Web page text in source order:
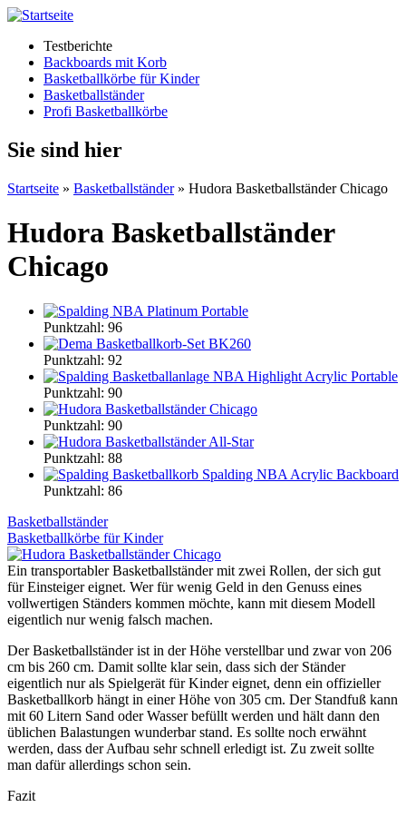
Testberichte
Backboards mit Korb
Basketballkörbe für Kinder
Basketballständer
Profi Basketballkörbe
Sie sind hier
Startseite » Basketballständer» Hudora Basketballständer Chicago
Hudora Basketballständer
Chicago
Punktzahl: 96
Punktzahl: 92
Punktzahl: 90
Punktzahl: 90
Punktzahl: 88
Punktzahl: 86
Basketballständer
Basketballkörbe für Kinder
Ein transportabler Basketballständer mit zwei Rollen, der sich gut
für Einsteiger eignet. Wer für wenig Geld in den Genuss eines
vollwertigen Ständers kommen möchte, kann mit diesem Modell
eigentlich nur wenig falsch machen.
Der Basketballständer ist in der Höhe verstellbar und zwar von 206
cm bis 260 cm. Damit sollte klar sein, dass sich der Ständer
eigentlich nur als Spielgerät für Kinder eignet, denn ein offizieller
Basketballkorb hängt in einer Höhe von 305 cm. Der Standfuß kann
mit 60 Litern Sand oder Wasser befüllt werden und hält dann den
üblichen Balastungen wunderbar stand. Es sollte noch erwähnt
werden, dass der Aufbau sehr schnell erledigt ist. Zu zweit sollte
man dafür allerdings schon sein.
Fazit